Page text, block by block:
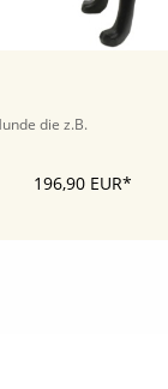
die z.B.
196,90 EUR*